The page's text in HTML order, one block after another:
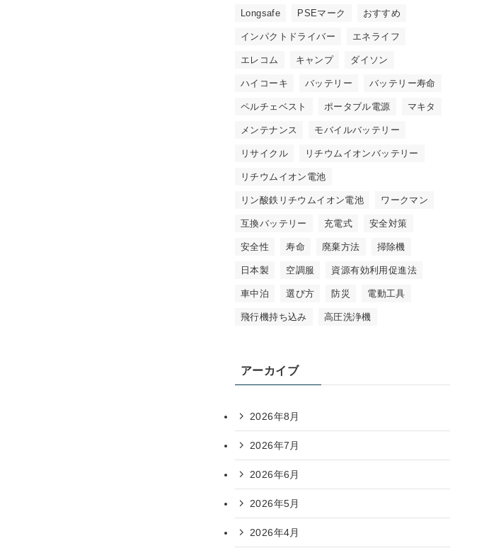
Longsafe PSEマーク おすすめ
インパクトドライバー エネライフ
エレコム キャンプ ダイソン
ハイコーキ バッテリー バッテリー寿命
ペルチェベスト ポータブル電源 マキタ
メンテナンス モバイルバッテリー
リサイクル リチウムイオンバッテリー
リチウムイオン電池
リン酸鉄リチウムイオン電池 ワークマン
互換バッテリー 充電式 安全対策
安全性 寿命 廃棄方法 掃除機
日本製 空調服 資源有効利用促進法
車中泊 選び方 防災 電動工具
飛行機持ち込み 高圧洗浄機
アーカイブ
2026年8月
2026年7月
2026年6月
2026年5月
2026年4月